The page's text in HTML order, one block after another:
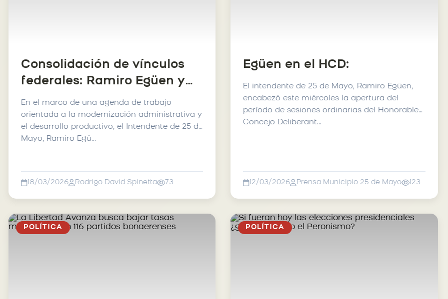
Consolidación de vínculos
federales: Ramiro Egüen y
Agustín Neme
intercambiaron ejes de
gestión y promoción
En el marco de una agenda de trabajo
orientada a la modernización administrativa y
el desarrollo productivo, el Intendente de 25 de
Mayo, Ramiro Egü...
18/03/2026 Rodrigo David Spinetta 73
Egüen en el HCD:
El intendente de 25 de Mayo, Ramiro Egüen,
encabezó este miércoles la apertura del
período de sesiones ordinarias del Honorable
Concejo Deliberant...
12/03/2026 Prensa Municipio 25 de Mayo 123
POLÍTICA POLÍTICA